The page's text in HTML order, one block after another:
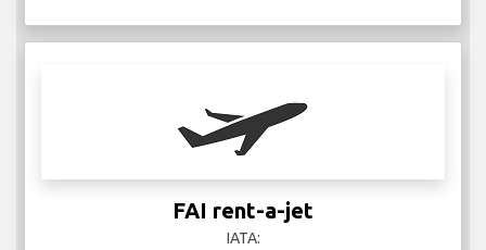
FAI rent-a-jet
IATA: